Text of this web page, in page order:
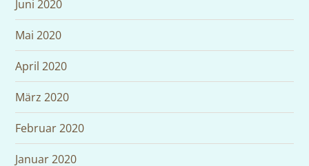
Juni 2020
Mai 2020
April 2020
März 2020
Februar 2020
Januar 2020